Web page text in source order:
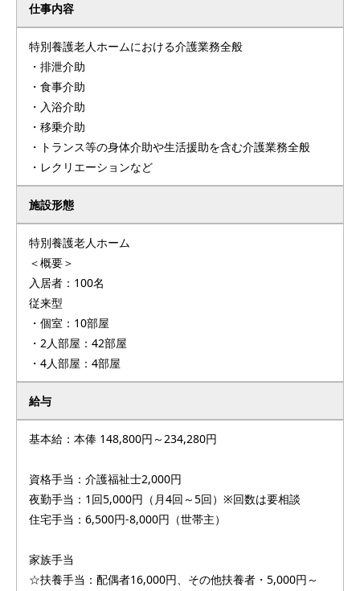
仕事内容
特別養護老人ホームにおける介護業務全般
・排泄介助
・食事介助
・入浴介助
・移乗介助
・トランス等の身体介助や生活援助を含む介護業務全般
・レクリエーションなど
施設形態
特別養護老人ホーム
＜概要＞
入居者：100名
従来型
・個室：10部屋
・2人部屋：42部屋
・4人部屋：4部屋
給与
基本給：本俸 148,800円～234,280円
資格手当：介護福祉士2,000円
夜勤手当：1回5,000円（月4回～5回）※回数は要相談
住宅手当：6,500円-8,000円（世帯主）
家族手当
☆扶養手当：配偶者16,000円、その他扶養者・5,000円～